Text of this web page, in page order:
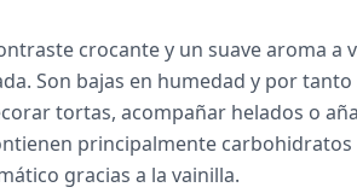
crocante y un suave aroma a
Son bajas en humedad y por tanto
tortas, acompañar helados o
principalmente
gracias a la vainilla.